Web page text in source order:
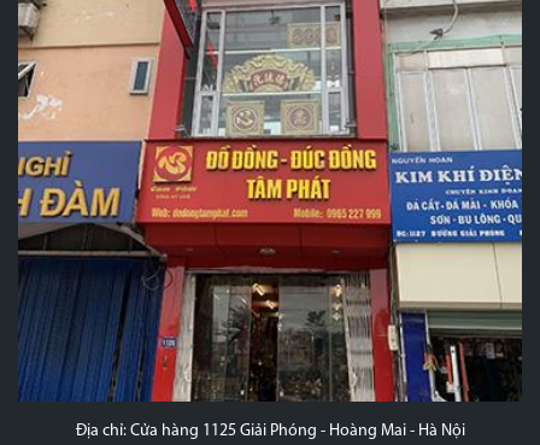
Địa chỉ: Cửa hàng 1125 Giải Phóng - Hoàng Mai - Hà Nội